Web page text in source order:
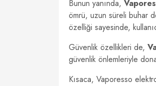
Bunun yanında,
ömrü, uzun süreli buhar
özelliği sayesinde,
Güvenlik özellikleri de,
güvenlik önlemleriyle
Kısaca, Vaporesso